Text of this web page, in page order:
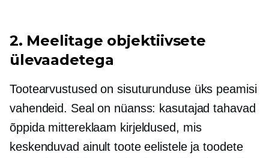
2. Meelitage objektiivsete
ülevaadetega
Tootearvustused on sisuturunduse üks peamisi
vahendeid. Seal on nüanss: kasutajad tahavad
õppida mittereklaam kirjeldused, mis
keskenduvad ainult toote eelistele ja toodete